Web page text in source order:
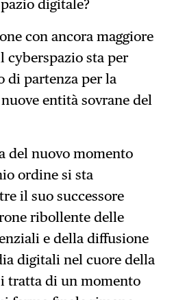
digitale?
con ancora maggiore
cyberspazio sta per
di partenza per la
entità sovrane del
del nuovo momento
ordine si sta
il suo successore
ribollente delle
e della diffusione
digitali nel cuore della
tratta di un momento